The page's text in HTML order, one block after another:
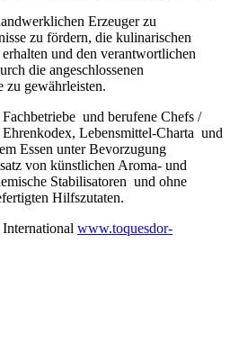
Erzeuger zu
zu fördern, die kulinarischen
und den verantwortlichen
die angeschlossenen
zu gewährleisten.
und berufene Chefs /
Lebensmittel-Charta und
Essen unter Bevorzugung
von künstlichen Aroma- und
Stabilisatoren und ohne
Hilfszutaten.
www.toquesdor-